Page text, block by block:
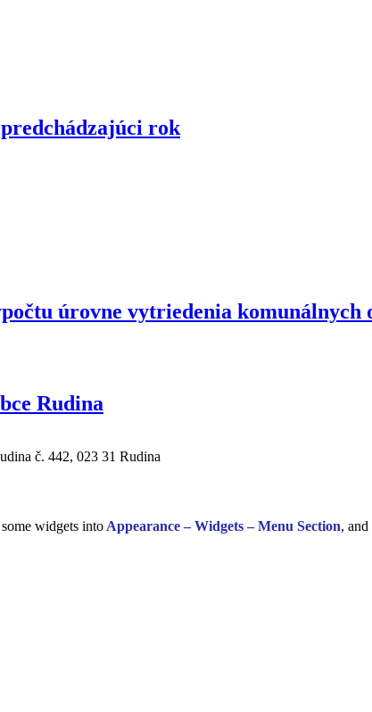
rok
úrovne vytriedenia komunálnych
Rudina
č. 442, 023 31 Rudina
widgets into Appearance – Widgets – Menu Section,